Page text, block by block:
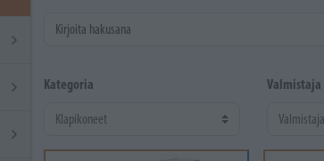
Kirjoita hakusana
Kategoria Valmistaja